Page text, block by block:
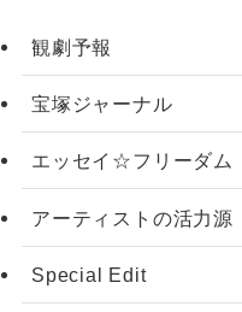
観劇予報
宝塚ジャーナル
エッセイ☆フリーダム
アーティストの活力源
Special Edit